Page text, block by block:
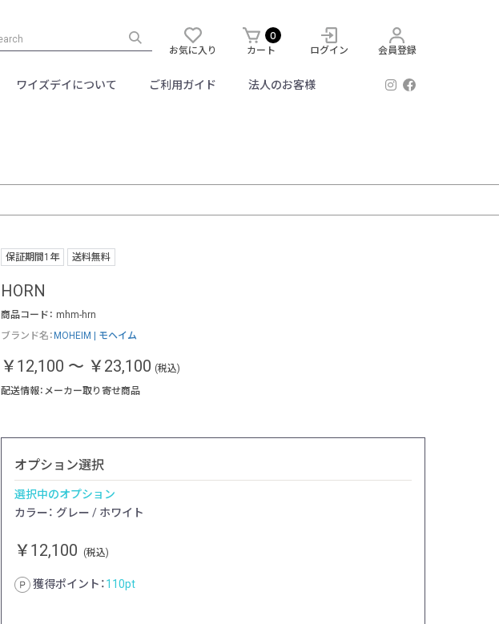
お気に入り
0
カート ログイン 会員登録
ワイズデイについて ご利用ガイド 法人のお客様
保証期間1年 送料無料
HORN
商品コード： mhm-hrn
ブランド名： MOHEIM | モヘイム
￥12,100 ～ ￥23,100 (税込)
配送情報：メーカー取り寄せ商品
オプション選択
選択中のオプション
カラー： グレー / ホワイト
￥12,100 (税込)
獲得ポイント：110pt